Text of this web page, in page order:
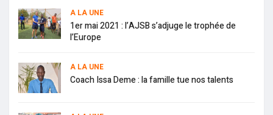
A LA UNE
1er mai 2021 : l’AJSB s’adjuge le trophée de
l’Europe
A LA UNE
Coach Issa Deme : la famille tue nos talents